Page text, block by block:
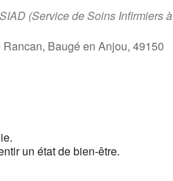
(Service de Soins Infirmiers à
Baugé en Anjou, 49150
un état de bien-être.